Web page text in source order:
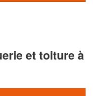
et toiture à